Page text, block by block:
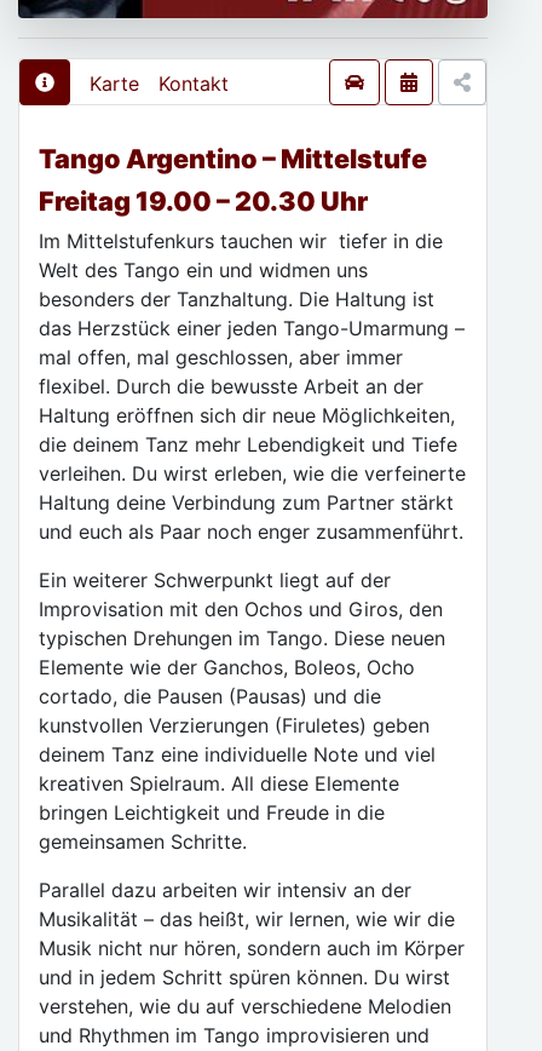
Karte Kontakt
Tango Argentino – Mittelstufe
Freitag 19.00 – 20.30 Uhr
Im Mittelstufenkurs tauchen wir tiefer in die
Welt des Tango ein und widmen uns
besonders der Tanzhaltung. Die Haltung ist
das Herzstück einer jeden Tango-Umarmung –
mal offen, mal geschlossen, aber immer
flexibel. Durch die bewusste Arbeit an der
Haltung eröffnen sich dir neue Möglichkeiten,
die deinem Tanz mehr Lebendigkeit und Tiefe
verleihen. Du wirst erleben, wie die verfeinerte
Haltung deine Verbindung zum Partner stärkt
und euch als Paar noch enger zusammenführt.
Ein weiterer Schwerpunkt liegt auf der
Improvisation mit den Ochos und Giros, den
typischen Drehungen im Tango. Diese neuen
Elemente wie der Ganchos, Boleos, Ocho
cortado, die Pausen (Pausas) und die
kunstvollen Verzierungen (Firuletes) geben
deinem Tanz eine individuelle Note und viel
kreativen Spielraum. All diese Elemente
bringen Leichtigkeit und Freude in die
gemeinsamen Schritte.
Parallel dazu arbeiten wir intensiv an der
Musikalität – das heißt, wir lernen, wie wir die
Musik nicht nur hören, sondern auch im Körper
und in jedem Schritt spüren können. Du wirst
verstehen, wie du auf verschiedene Melodien
und Rhythmen im Tango improvisieren und